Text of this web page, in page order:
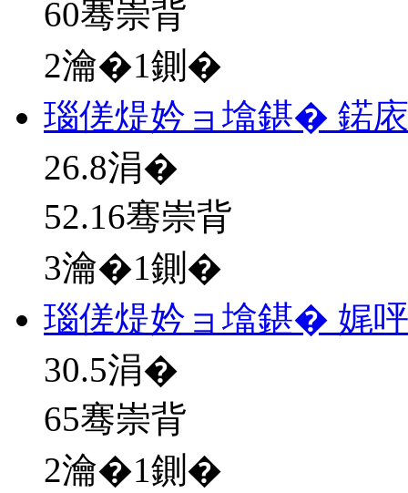
60骞崇背
2瀹�1鍘�
瑙傞煶妗ョ墖鍖� 鍩
26.8涓�
52.16骞崇背
3瀹�1鍘�
瑙傞煶妗ョ墖鍖� 娓
30.5涓�
65骞崇背
2瀹�1鍘�